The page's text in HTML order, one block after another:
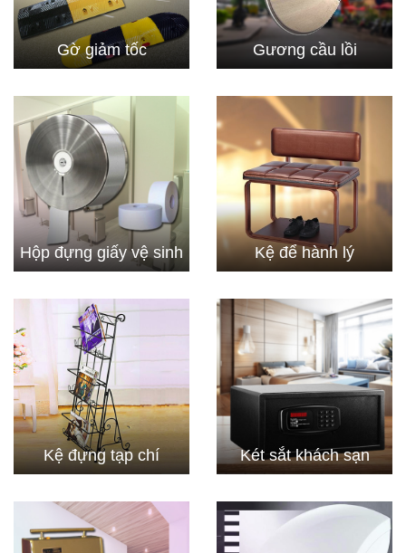
Gờ giảm tốc Gương cầu lồi
Hộp đựng giấy vệ sinh Kệ để hành lý
Kệ đựng tạp chí Két sắt khách sạn